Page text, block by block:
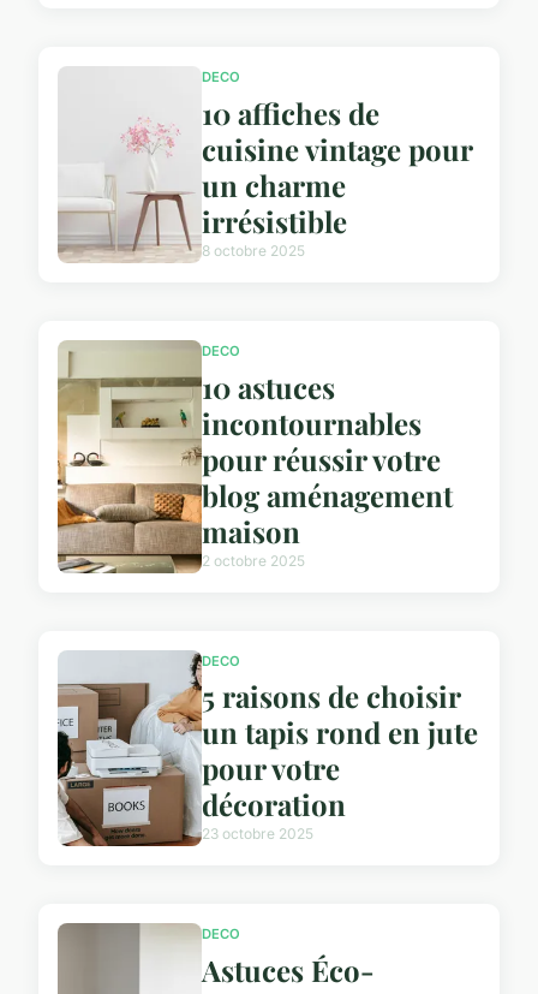
DECO
10 affiches de
cuisine vintage pour
un charme
irrésistible
8 octobre 2025
DECO
10 astuces
incontournables
pour réussir votre
blog aménagement
maison
2 octobre 2025
DECO
5 raisons de choisir
un tapis rond en jute
pour votre
décoration
23 octobre 2025
DECO
Astuces Éco-